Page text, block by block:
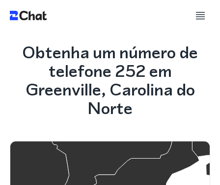
Obtenha um número de
telefone 252 em
Greenville, Carolina do
Norte